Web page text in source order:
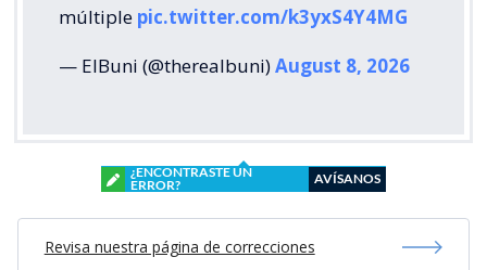
múltiple pic.twitter.com/k3yxS4Y4MG
— ElBuni (@therealbuni)August 8, 2026
¿ENCONTRASTE UN
ERROR?
AVÍSANOS
Revisa nuestra página de correcciones